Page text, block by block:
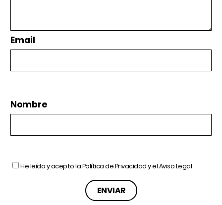
Email
Nombre
He leído y acepto laPolítica de Privacidady elAviso Legal